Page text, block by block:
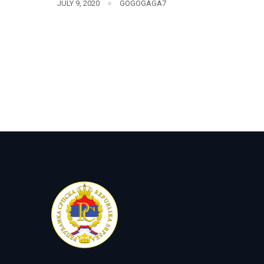
JULY 9, 2020 GOGOGAGA7